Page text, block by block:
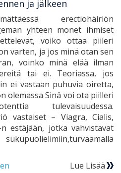
ja jälkeen
erectiohäiriön
yhteen monet ihmiset
voiko ottaa piileri
varten, ja jos minä otan sen
voinko minä elää ilman
tai ei. Teoriassa, jos
ei vastaan puhuvia oiretta,
olemassa Sinä voi ota piilleri
tulevaisuudessa.
vastaiset – Viagra, Cialis,
estäjään, jotka vahvistavat
Lue Lisää